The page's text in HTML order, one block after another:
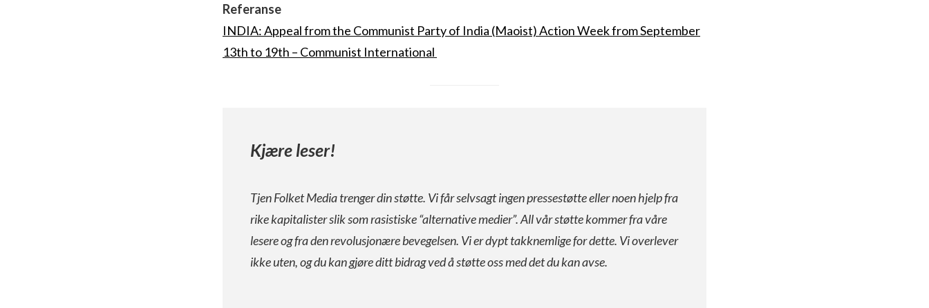
Referanse
INDIA: Appeal from the Communist Party of India (Maoist) Action Week from September
13th to 19th – Communist International
Kjære leser!
Tjen Folket Media trenger din støtte. Vi får selvsagt ingen pressestøtte eller noen hjelp fra
rike kapitalister slik som rasistiske “alternative medier”. All vår støtte kommer fra våre
lesere og fra den revolusjonære bevegelsen. Vi er dypt takknemlige for dette. Vi overlever
ikke uten, og du kan gjøre ditt bidrag ved å støtte oss med det du kan avse.